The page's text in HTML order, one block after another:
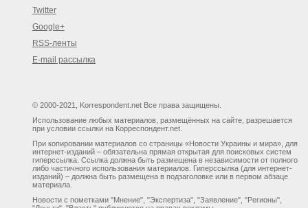
Twitter
Google+
RSS-ленты
E-mail рассылка
© 2000-2021, Korrespondent.net Все права защищены.
Использование любых материалов, размещённых на сайте, разрешается
при условии ссылки на Корреспондент.net.
При копировании материалов со страницы «Новости Украины и мира», для
интернет-изданий – обязательна прямая открытая для поисковых систем
гиперссылка. Ссылка должна быть размещена в независимости от полного
либо частичного использования материалов. Гиперссылка (для интернет-
изданий) – должна быть размещена в подзаголовке или в первом абзаце
материала.
Новости с пометками "Мнение", "Экспертиза", "Заявление", "Регионы",